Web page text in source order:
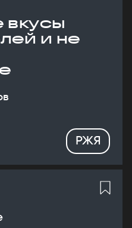
вкусы
и не
РЖЯ